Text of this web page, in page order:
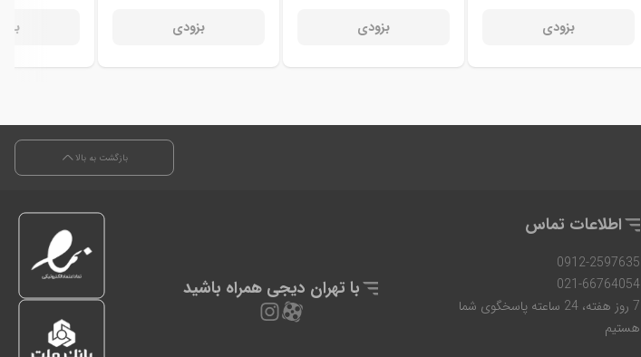
بزودی بزودی بزودی
بازگشت به بالا
اطلاعات تماس
0912-2597635
021-66764054
7 روز هفته، 24 ساعته پاسخگوی شما
هستیم
با تهران دیجی همراه باشید